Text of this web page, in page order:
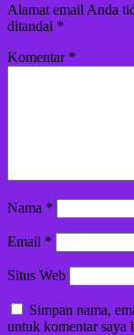
Alamat email Anda
ditandai *
Komentar *
Nama *
Email *
Situs Web
Simpan nama,
untuk komentar saya